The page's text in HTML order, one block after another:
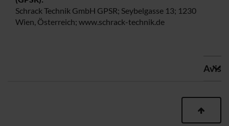
Schrack Technik GmbH GPSR; Seybelgasse 13; 1230
Wien, Österreich; www.schrack-technik.de
Avis